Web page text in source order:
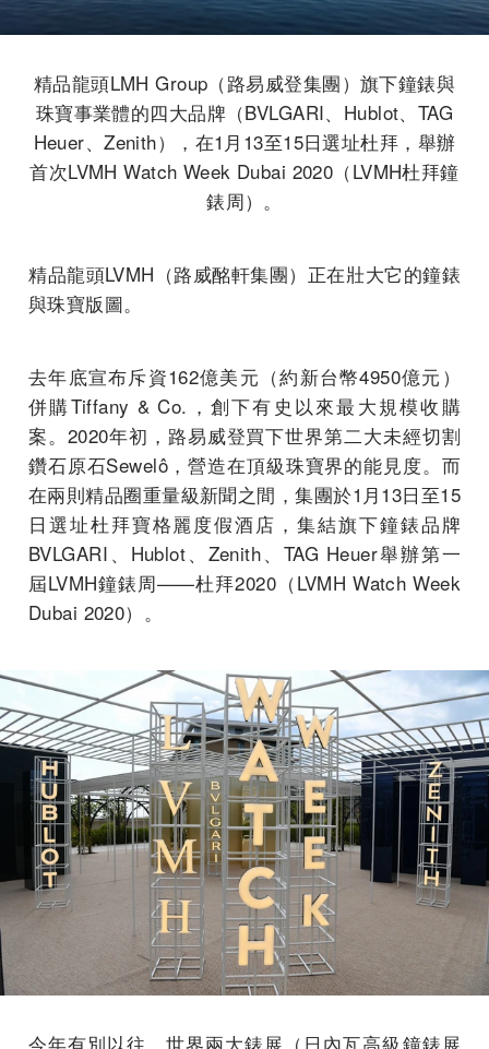
精品龍頭LMH Group（路易威登集團）旗下鐘錶與
珠寶事業體的四大品牌（BVLGARI、Hublot、TAG
Heuer、Zenith），在1月13至15日選址杜拜，舉辦
首次LVMH Watch Week Dubai 2020（LVMH杜拜鐘
錶周）。
精品龍頭LVMH（路威酩軒集團）正在壯大它的鐘錶
與珠寶版圖。
去年底宣布斥資162億美元（約新台幣4950億元）
併購Tiffany & Co.，創下有史以來最大規模收購
案。2020年初，路易威登買下世界第二大未經切割
鑽石原石Sewelô，營造在頂級珠寶界的能見度。而
在兩則精品圈重量級新聞之間，集團於1月13日至15
日選址杜拜寶格麗度假酒店，集結旗下鐘錶品牌
BVLGARI、Hublot、Zenith、TAG Heuer舉辦第一
屆LVMH鐘錶周——杜拜2020（LVMH Watch Week
Dubai 2020）。
今年有別以往，世界兩大錶展（日內瓦高級鐘錶展